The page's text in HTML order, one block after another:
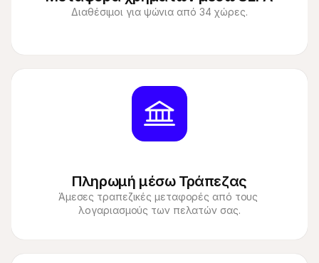
Διαθέσιμοι για ψώνια από 34 χώρες.
Πληρωμή μέσω Τράπεζας
Άμεσες τραπεζικές μεταφορές από τους